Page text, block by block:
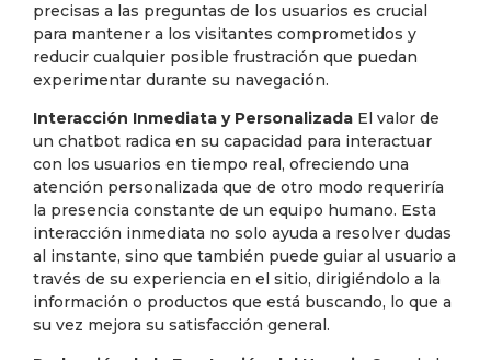
precisas a las preguntas de los usuarios es crucial
para mantener a los visitantes comprometidos y
reducir cualquier posible frustración que puedan
experimentar durante su navegación.
Interacción Inmediata y Personalizada El valor de
un chatbot radica en su capacidad para interactuar
con los usuarios en tiempo real, ofreciendo una
atención personalizada que de otro modo requeriría
la presencia constante de un equipo humano. Esta
interacción inmediata no solo ayuda a resolver dudas
al instante, sino que también puede guiar al usuario a
través de su experiencia en el sitio, dirigiéndolo a la
información o productos que está buscando, lo que a
su vez mejora su satisfacción general.